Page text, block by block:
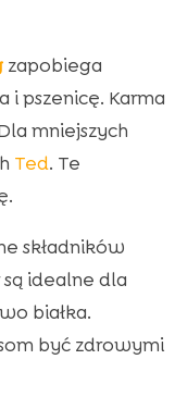
zapobiega
pszenicę. Karma
mniejszych
Ted. Te
składników
idealne dla
białka.
być zdrowymi